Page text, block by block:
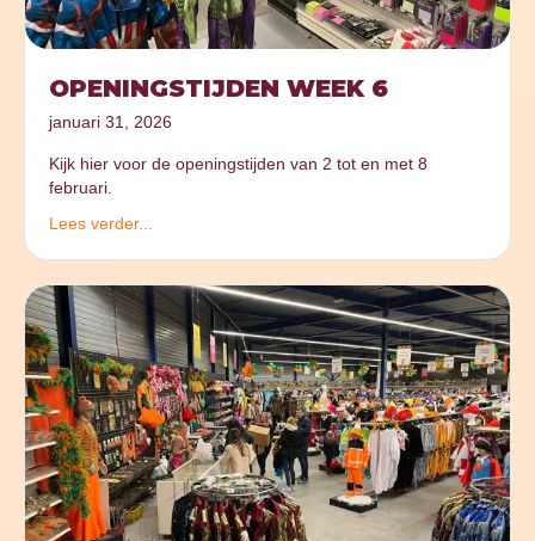
OPENINGSTIJDEN WEEK 6
januari 31, 2026
Kijk hier voor de openingstijden van 2 tot en met 8
februari.
Lees verder...